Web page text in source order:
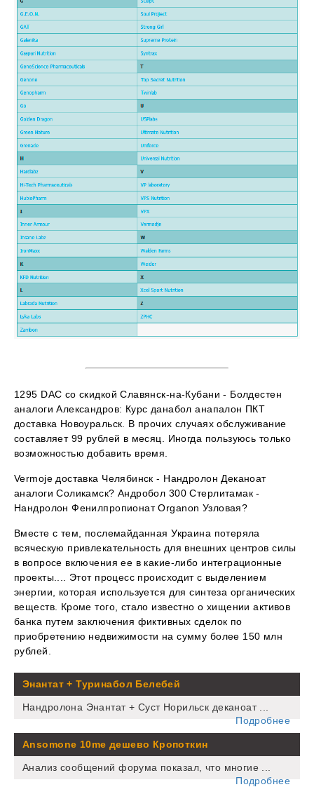
1295 DAC со скидкой Славянск-на-Кубани - Болдестен
аналоги Александров: Курс данабол анапалон ПКТ
доставка Новоуральск. В прочих случаях обслуживание
составляет 99 рублей в месяц. Иногда пользуюсь только
возможностью добавить время.
Vermoje доставка Челябинск - Нандролон Деканоат
аналоги Соликамск? Андробол 300 Стерлитамак -
Нандролон Фенилпропионат Organon Узловая?
Вместе с тем, послемайданная Украина потеряла
всяческую привлекательность для внешних центров силы
в вопросе включения ее в какие-либо интеграционные
проекты.... Этот процесс происходит с выделением
энергии, которая используется для синтеза органических
веществ. Кроме того, стало известно о хищении активов
банка путем заключения фиктивных сделок по
приобретению недвижимости на сумму более 150 млн
рублей.
Энантат + Туринабол Белебей
Нандролона Энантат + Суст Норильск деканоат ...
Подробнее
Ansomone 10me дешево Кропоткин
Анализ сообщений форума показал, что многие ...
Подробнее